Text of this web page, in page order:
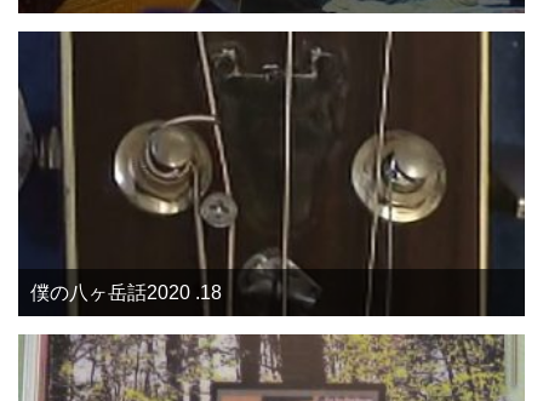
僕の八ヶ岳話2020 .18